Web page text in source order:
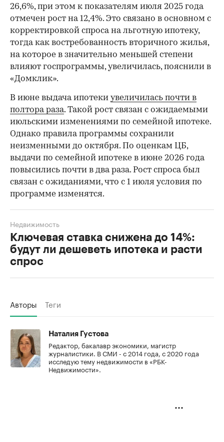
26,6%, при этом к показателям июля 2025 года
отмечен рост на 12,4%. Это связано в основном с
корректировкой спроса на льготную ипотеку,
тогда как востребованность вторичного жилья,
на которое в значительно меньшей степени
влияют госпрограммы, увеличилась, пояснили в
«Домклик».
В июне выдача ипотеки увеличилась почти в
полтора раза. Такой рост связан с ожидаемыми
июльскими изменениями по семейной ипотеке.
Однако правила программы сохранили
неизменными до октября. По оценкам ЦБ,
выдачи по семейной ипотеке в июне 2026 года
повысились почти в два раза. Рост спроса был
связан с ожиданиями, что с 1 июля условия по
программе изменятся.
Ключевая ставка снижена до 14%:
будут ли дешеветь ипотека и расти
спрос
Недвижимость
Авторы Теги
Наталия Густова
Редактор, бакалавр экономики, магистр
журналистики. В СМИ - с 2014 года, с 2020 года
исследую тему недвижимости в «РБК-
Недвижимости».